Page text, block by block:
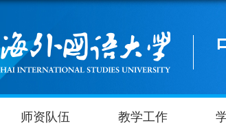
师资队伍 教学工作